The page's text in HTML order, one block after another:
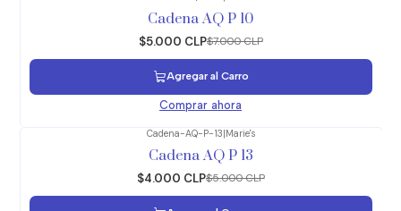
Cadena AQ P 10
$5.000 CLP$7.000 CLP
Agregar al Carro
Comprar ahora
Cadena-AQ-P-13|Marie's
Cadena AQ P 13
$4.000 CLP$5.000 CLP